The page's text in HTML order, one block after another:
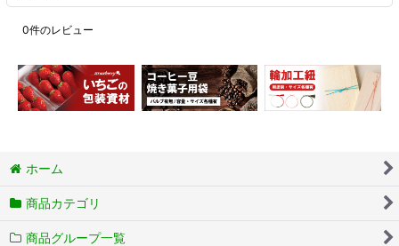
0件のレビュー
ホーム
商品カテゴリ
商品グループ一覧